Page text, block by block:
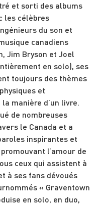
et sorti des albums
les célèbres
du son et
canadiens
Jim Bryson et Joel
en solo), ses
toujours des thèmes
et
manière d’un livre.
de nombreuses
le Canada et a
inspirantes et
l’amour de
ceux qui assistent à
à ses fans dévoués
« Graventown
en solo, en duo,